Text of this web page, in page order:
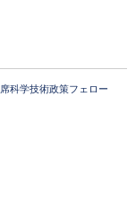
科学技術政策フェロー